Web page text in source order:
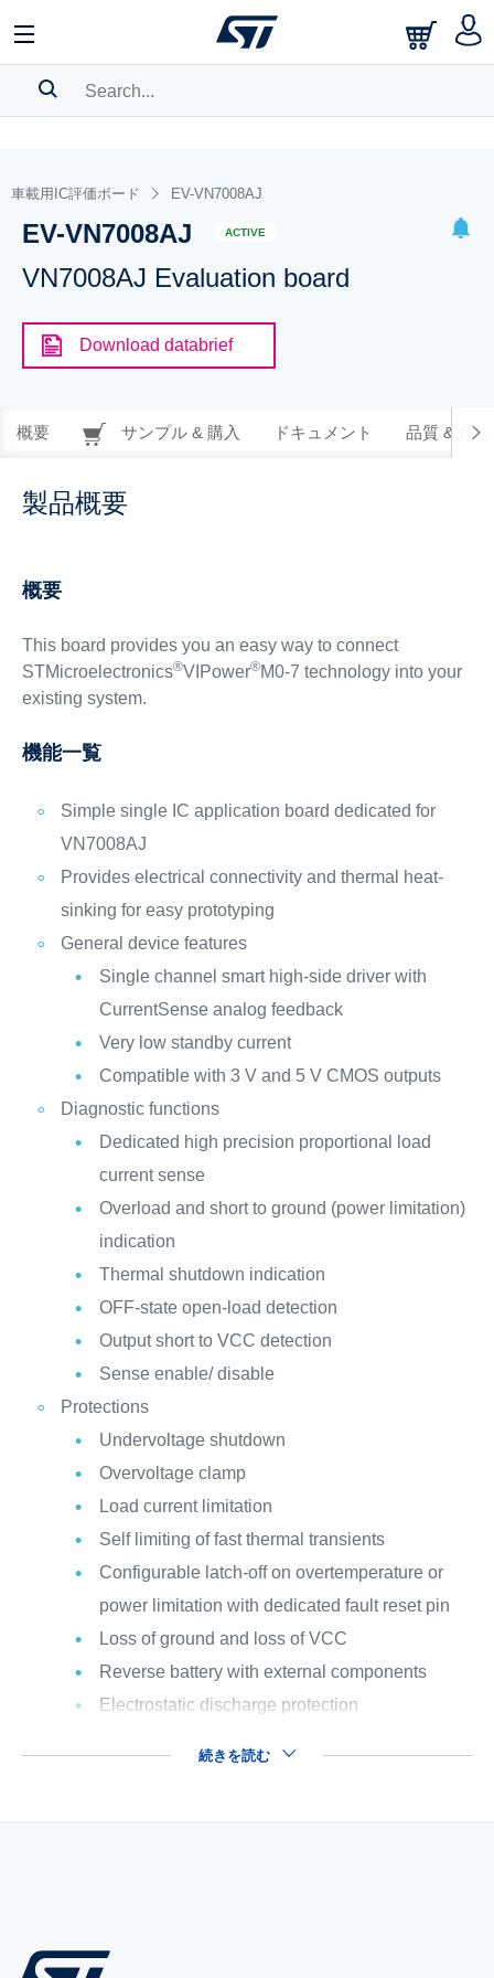
BOOKMARK
Pleaselog into show your saved searches.
車載用IC評価ボード EV-VN7008AJ
EV-VN7008AJ ACTIVE
VN7008AJ Evaluation board
Download databrief
概要 サンプル & 購入 ドキュメント 品質 & 信
製品概要
概要
This board provides you an easy way to connect
STMicroelectronics®VIPower®M0-7 technology into your
existing system.
機能一覧
Simple single IC application board dedicated for
VN7008AJ
Provides electrical connectivity and thermal heat-
sinking for easy prototyping
General device features
Single channel smart high-side driver with
CurrentSense analog feedback
Very low standby current
Compatible with 3 V and 5 V CMOS outputs
Diagnostic functions
Dedicated high precision proportional load
current sense
Overload and short to ground (power limitation)
indication
Thermal shutdown indication
OFF-state open-load detection
Output short to VCC detection
Sense enable/ disable
Protections
Undervoltage shutdown
Overvoltage clamp
Load current limitation
Self limiting of fast thermal transients
Configurable latch-off on overtemperature or
power limitation with dedicated fault reset pin
Loss of ground and loss of VCC
Reverse battery with external components
Electrostatic discharge protection
続きを読む